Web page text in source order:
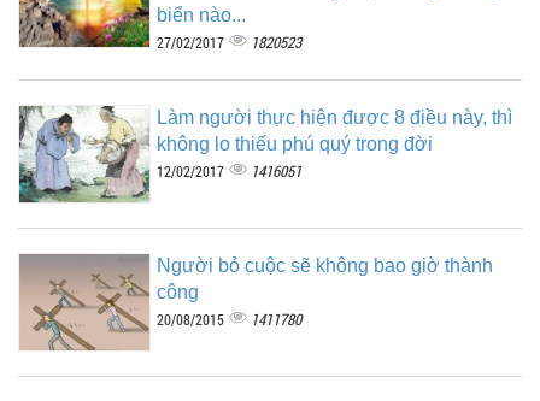
biển nào...
27/02/2017 1820523
Làm người thực hiện được 8 điều này, thì
không lo thiếu phú quý trong đời
12/02/2017 1416051
Người bỏ cuộc sẽ không bao giờ thành
công
20/08/2015 1411780